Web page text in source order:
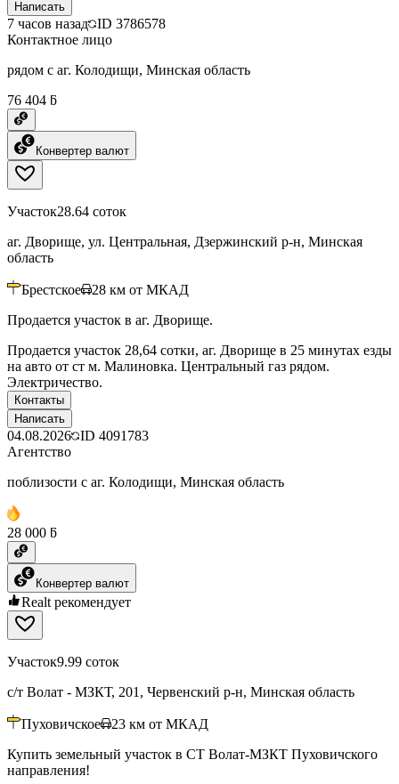
Написать
7 часов назад ID 3786578
Контактное лицо
рядом с аг. Колодищи, Минская область
76 404 ƃ
Конвертер валют
Участок28.64 соток
аг. Дворище, ул. Центральная, Дзержинский р-н, Минская
область
Брестское 28 км от МКАД
Продается участок в аг. Дворище.
Продается участок 28,64 сотки, аг. Дворище в 25 минутах езды
на авто от ст м. Малиновка. Центральный газ рядом.
Электричество.
Контакты
Написать
04.08.2026 ID 4091783
Агентство
поблизости с аг. Колодищи, Минская область
28 000 ƃ
Конвертер валют
Realt рекомендует
Участок9.99 соток
с/т Волат - МЗКТ, 201, Червенский р-н, Минская область
Пуховичское 23 км от МКАД
Купить земельный участок в СТ Волат-МЗКТ Пуховичского
направления!